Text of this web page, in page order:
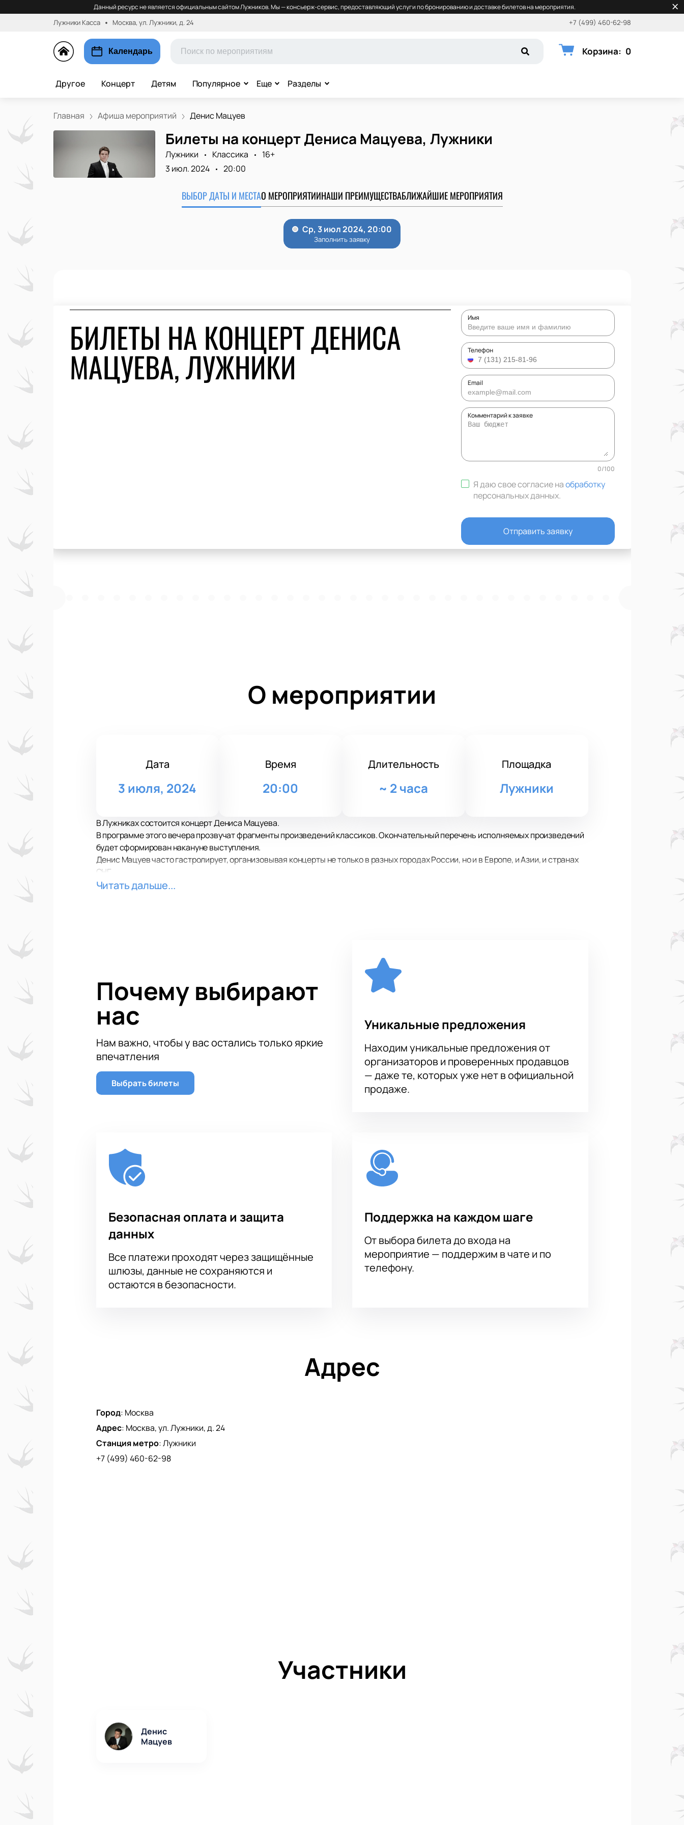
Данный ресурс не является официальным сайтом Лужников. Мы — консьерж-сервис, предоставляющий услуги по бронированию и доставке билетов на мероприятия.
Лужники Касса Москва, ул. Лужники, д. 24 +7 (499) 460-62-98
Календарь Корзина: 0
Другое Концерт Детям Популярное Еще Разделы
Главная Афиша мероприятий Денис Мацуев
Билеты на концерт Дениса Мацуева, Лужники
Лужники Классика
16+
3 июл. 2024
20:00
ВЫБОР ДАТЫ И МЕСТАО МЕРОПРИЯТИИНАШИ ПРЕИМУЩЕСТВАБЛИЖАЙШИЕ МЕРОПРИЯТИЯ
БИЛЕТЫ НА КОНЦЕРТ ДЕНИСА
МАЦУЕВА, ЛУЖНИКИ
Имя
Телефон
Email
Комментарий к заявке
0/100
Я даю свое согласие наобработку
персональных данных.
Отправить заявку
О мероприятии
Дата
3 июля, 2024
Время
20:00
Длительность
~ 2 часа
Площадка
Лужники
В Лужниках состоится концерт Дениса Мацуева.
В программе этого вечера прозвучат фрагменты произведений классиков. Окончательный перечень исполняемых произведений
будет сформирован накануне выступления.
Денис Мацуев часто гастролирует, организовывая концерты не только в разных городах России, но и в Европе, и Азии, и странах
СНГ.
Денис Мацуев своей игрой сопровождает театральные постановки, участвует в концертах филармонии, он неоднократно
потребуется не больше двух минут - и вы гарантировано получите подлинные билеты по доступной цене на это мероприятие в
Читать дальше...
Почему выбирают
нас
Нам важно, чтобы у вас остались только яркие
впечатления
Выбрать билеты
Уникальные предложения
Находим уникальные предложения от
организаторов и проверенных продавцов
— даже те, которых уже нет в официальной
продаже.
Безопасная оплата и защита
данных
Все платежи проходят через защищённые
шлюзы, данные не сохраняются и
остаются в безопасности.
Поддержка на каждом шаге
От выбора билета до входа на
мероприятие — поддержим в чате и по
телефону.
Адрес
Город: Москва
Адрес: Москва, ул. Лужники, д. 24
Станция метро:Лужники
+7 (499) 460-62-98
Участники
Денис
Мацуев